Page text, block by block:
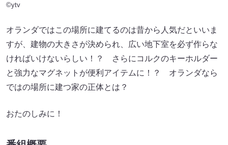
©ytv
オランダではこの場所に建てるのは昔から人気だといいま
すが、建物の大きさが決められ、広い地下室を必ず作らな
ければいけないらしい！？ さらにコルクのキーホルダー
と強力なマグネットが便利アイテムに！？ オランダなら
ではの場所に建つ家の正体とは？
おたのしみに！